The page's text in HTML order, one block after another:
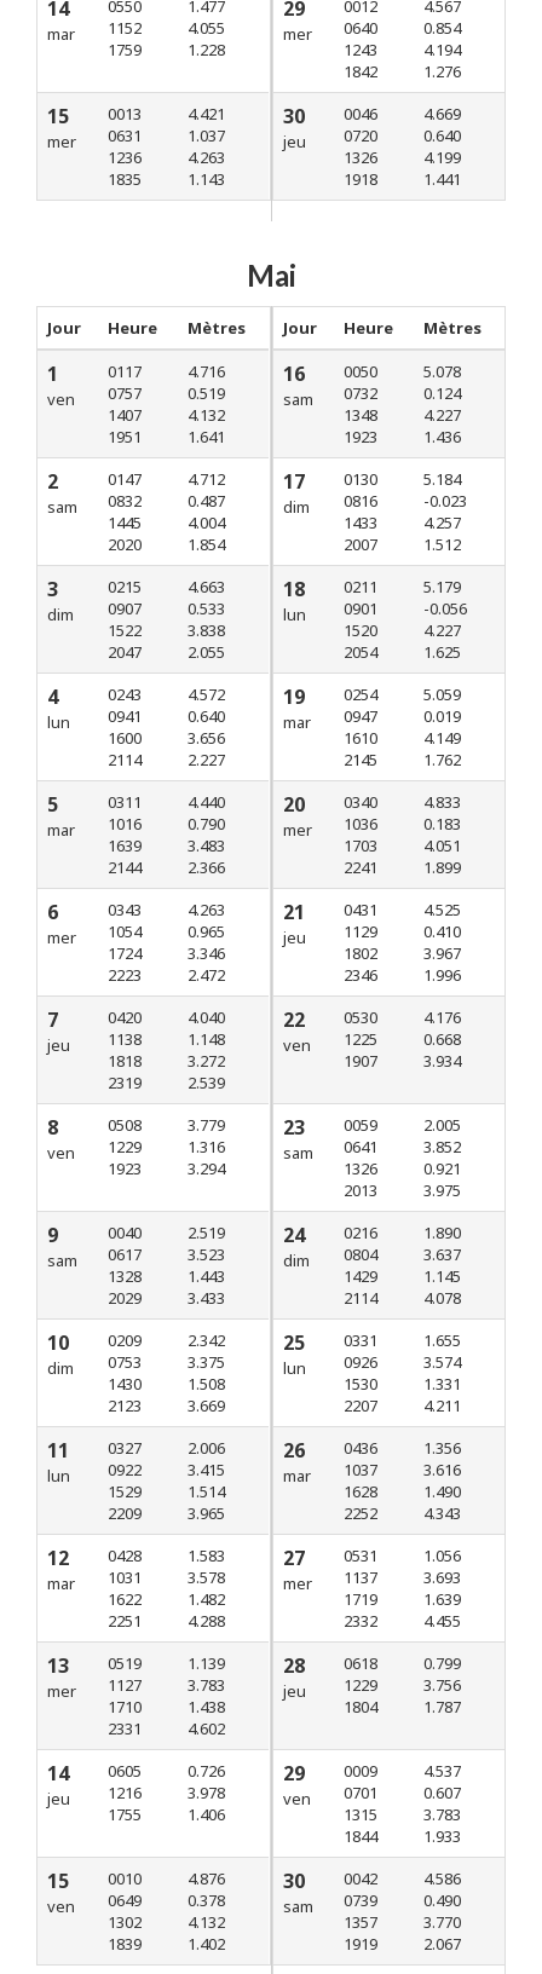
14
mar
0550
1152
1759
1.477
4.055
1.228
15
mer
0013
0631
1236
1835
4.421
1.037
4.263
1.143
29
mer
0012
0640
1243
1842
4.567
0.854
4.194
1.276
30
jeu
0046
0720
1326
1918
4.669
0.640
4.199
1.441
Mai
Jour Heure Mètres
1
ven
0117
0757
1407
1951
4.716
0.519
4.132
1.641
2
sam
0147
0832
1445
2020
4.712
0.487
4.004
1.854
3
dim
0215
0907
1522
2047
4.663
0.533
3.838
2.055
4
lun
0243
0941
1600
2114
4.572
0.640
3.656
2.227
5
mar
0311
1016
1639
2144
4.440
0.790
3.483
2.366
6
mer
0343
1054
1724
2223
4.263
0.965
3.346
2.472
7
jeu
0420
1138
1818
2319
4.040
1.148
3.272
2.539
8
ven
0508
1229
1923
3.779
1.316
3.294
9
sam
0040
0617
1328
2029
2.519
3.523
1.443
3.433
10
dim
0209
0753
1430
2123
2.342
3.375
1.508
3.669
11
lun
0327
0922
1529
2209
2.006
3.415
1.514
3.965
12
mar
0428
1031
1622
2251
1.583
3.578
1.482
4.288
13
mer
0519
1127
1710
2331
1.139
3.783
1.438
4.602
14
jeu
0605
1216
1755
0.726
3.978
1.406
15
ven
0010
0649
1302
1839
4.876
0.378
4.132
1.402
Jour Heure Mètres
16
sam
0050
0732
1348
1923
5.078
0.124
4.227
1.436
17
dim
0130
0816
1433
2007
5.184
-0.023
4.257
1.512
18
lun
0211
0901
1520
2054
5.179
-0.056
4.227
1.625
19
mar
0254
0947
1610
2145
5.059
0.019
4.149
1.762
20
mer
0340
1036
1703
2241
4.833
0.183
4.051
1.899
21
jeu
0431
1129
1802
2346
4.525
0.410
3.967
1.996
22
ven
0530
1225
1907
4.176
0.668
3.934
23
sam
0059
0641
1326
2013
2.005
3.852
0.921
3.975
24
dim
0216
0804
1429
2114
1.890
3.637
1.145
4.078
25
lun
0331
0926
1530
2207
1.655
3.574
1.331
4.211
26
mar
0436
1037
1628
2252
1.356
3.616
1.490
4.343
27
mer
0531
1137
1719
2332
1.056
3.693
1.639
4.455
28
jeu
0618
1229
1804
0.799
3.756
1.787
29
ven
0009
0701
1315
1844
4.537
0.607
3.783
1.933
30
sam
0042
0739
1357
1919
4.586
0.490
3.770
2.067